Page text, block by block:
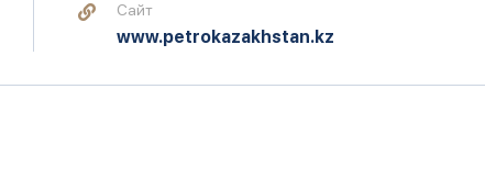
Сайт
www.petrokazakhstan.kz